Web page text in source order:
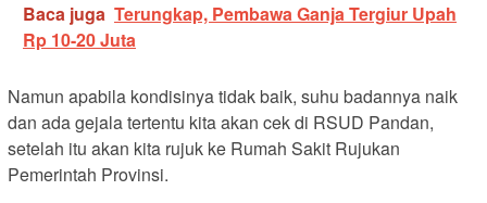
Baca juga Terungkap, Pembawa Ganja Tergiur Upah
Rp 10-20 Juta
Namun apabila kondisinya tidak baik, suhu badannya naik
dan ada gejala tertentu kita akan cek di RSUD Pandan,
setelah itu akan kita rujuk ke Rumah Sakit Rujukan
Pemerintah Provinsi.